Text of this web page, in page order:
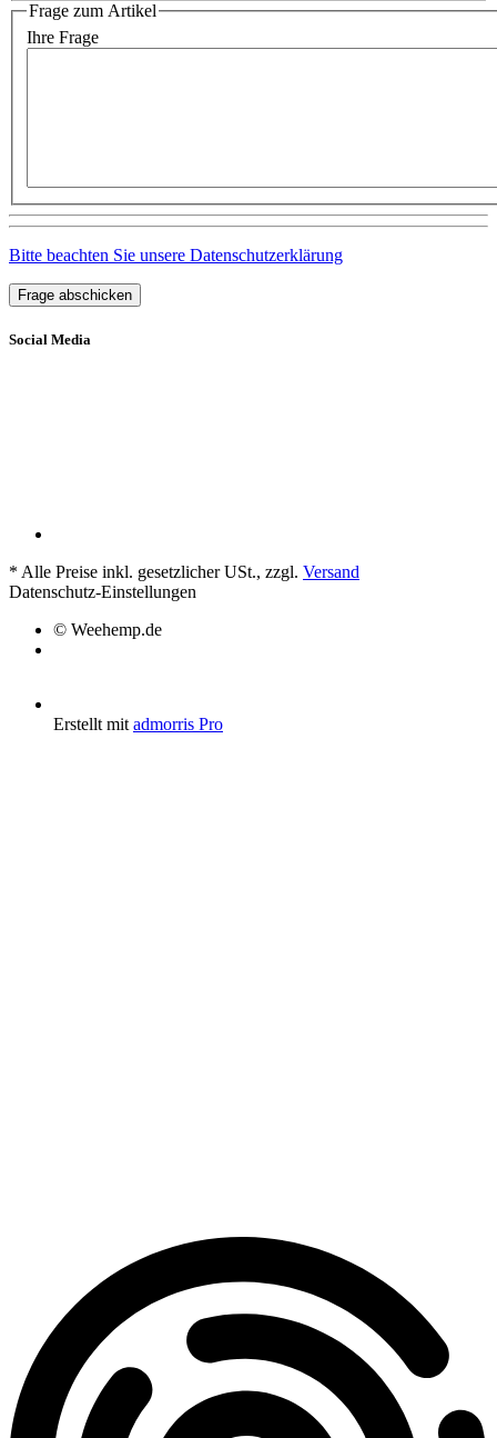
Frage zum Artikel
Ihre Frage
Bitte beachten Sie unsere Datenschutzerklärung
Frage abschicken
Social Media
* Alle Preise inkl. gesetzlicher USt., zzgl. Versand
Datenschutz-Einstellungen
© Weehemp.de
Erstellt mit admorris Pro